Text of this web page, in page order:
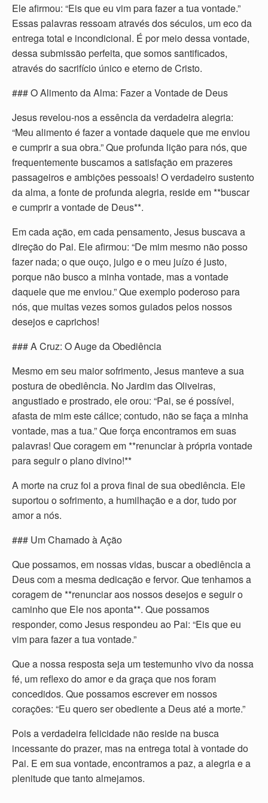
Ele afirmou: “Eis que eu vim para fazer a tua vontade.”
Essas palavras ressoam através dos séculos, um eco da
entrega total e incondicional. É por meio dessa vontade,
dessa submissão perfeita, que somos santificados,
através do sacrifício único e eterno de Cristo.
### O Alimento da Alma: Fazer a Vontade de Deus
Jesus revelou-nos a essência da verdadeira alegria:
“Meu alimento é fazer a vontade daquele que me enviou
e cumprir a sua obra.” Que profunda lição para nós, que
frequentemente buscamos a satisfação em prazeres
passageiros e ambições pessoais! O verdadeiro sustento
da alma, a fonte de profunda alegria, reside em **buscar
e cumprir a vontade de Deus**.
Em cada ação, em cada pensamento, Jesus buscava a
direção do Pai. Ele afirmou: “De mim mesmo não posso
fazer nada; o que ouço, julgo e o meu juízo é justo,
porque não busco a minha vontade, mas a vontade
daquele que me enviou.” Que exemplo poderoso para
nós, que muitas vezes somos guiados pelos nossos
desejos e caprichos!
### A Cruz: O Auge da Obediência
Mesmo em seu maior sofrimento, Jesus manteve a sua
postura de obediência. No Jardim das Oliveiras,
angustiado e prostrado, ele orou: “Pai, se é possível,
afasta de mim este cálice; contudo, não se faça a minha
vontade, mas a tua.” Que força encontramos em suas
palavras! Que coragem em **renunciar à própria vontade
para seguir o plano divino!**
A morte na cruz foi a prova final de sua obediência. Ele
suportou o sofrimento, a humilhação e a dor, tudo por
amor a nós.
### Um Chamado à Ação
Que possamos, em nossas vidas, buscar a obediência a
Deus com a mesma dedicação e fervor. Que tenhamos a
coragem de **renunciar aos nossos desejos e seguir o
caminho que Ele nos aponta**. Que possamos
responder, como Jesus respondeu ao Pai: “Eis que eu
vim para fazer a tua vontade.”
Que a nossa resposta seja um testemunho vivo da nossa
fé, um reflexo do amor e da graça que nos foram
concedidos. Que possamos escrever em nossos
corações: “Eu quero ser obediente a Deus até a morte.”
Pois a verdadeira felicidade não reside na busca
incessante do prazer, mas na entrega total à vontade do
Pai. E em sua vontade, encontramos a paz, a alegria e a
plenitude que tanto almejamos.